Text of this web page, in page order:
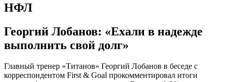
НФЛ
Георгий Лобанов: «Ехали в надежде
выполнить свой долг»
Главный тренер «Титанов» Георгий Лобанов в беседе с
корреспондентом First & Goal прокомментировал итоги